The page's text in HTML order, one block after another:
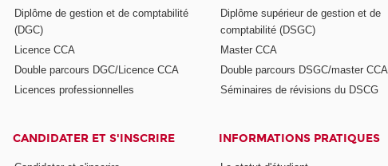
Diplôme de gestion et de comptabilité
(DGC)
Licence CCA
Double parcours DGC/Licence CCA
Licences professionnelles
Diplôme supérieur de gestion et de
comptabilité (DSGC)
Master CCA
Double parcours DSGC/master CCA
Séminaires de révisions du DSCG
CANDIDATER ET S'INSCRIRE INFORMATIONS PRATIQUES